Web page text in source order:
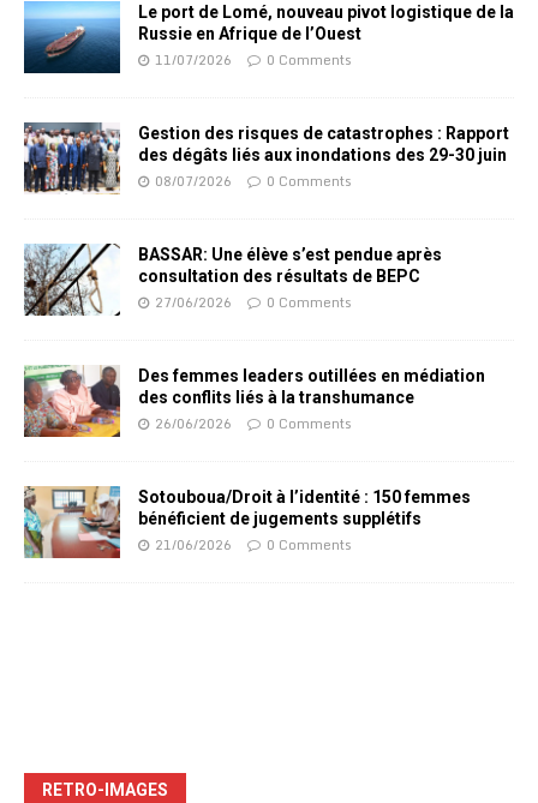
Le port de Lomé, nouveau pivot logistique de la
Russie en Afrique de l’Ouest
11/07/2026 0 Comments
Gestion des risques de catastrophes : Rapport
des dégâts liés aux inondations des 29-30 juin
08/07/2026 0 Comments
BASSAR: Une élève s’est pendue après
consultation des résultats de BEPC
27/06/2026 0 Comments
Des femmes leaders outillées en médiation
des conflits liés à la transhumance
26/06/2026 0 Comments
Sotouboua/Droit à l’identité : 150 femmes
bénéficient de jugements supplétifs
21/06/2026 0 Comments
RETRO-IMAGES